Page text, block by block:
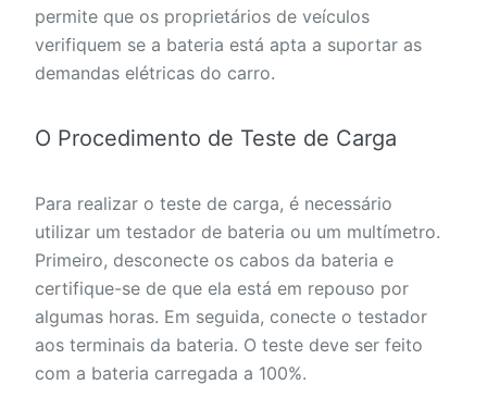
permite que os proprietários de veículos
verifiquem se a bateria está apta a suportar as
demandas elétricas do carro.
O Procedimento de Teste de Carga
Para realizar o teste de carga, é necessário
utilizar um testador de bateria ou um multímetro.
Primeiro, desconecte os cabos da bateria e
certifique-se de que ela está em repouso por
algumas horas. Em seguida, conecte o testador
aos terminais da bateria. O teste deve ser feito
com a bateria carregada a 100%.